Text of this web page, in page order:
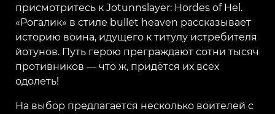
присмотритесь к Jotunnslayer: Hordes of Hel.
«Рогалик» в стиле bullet heaven рассказывает
историю воина, идущего к титулу истребителя
йотунов. Путь герою преграждают сотни тысяч
противников — что ж, придётся их всех
одолеть!
На выбор предлагается несколько воителей с